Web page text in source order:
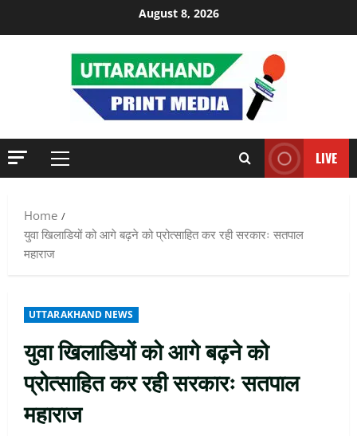
August 8, 2026
Primary
LIVE
Home
युवा खिलाडियों को आगे बढ़ने को प्रोत्साहित कर रही सरकारः सतपाल
महाराज
UTTARAKHAND NEWS
युवा खिलाडियों को आगे बढ़ने को
प्रोत्साहित कर रही सरकारः सतपाल
महाराज